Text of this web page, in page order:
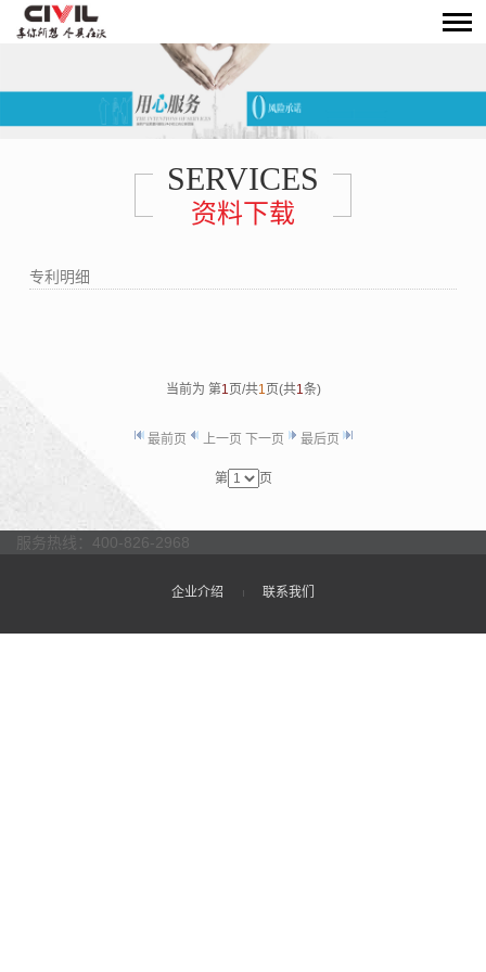
SERVICES
资料下载
专利明细
当前为 第1 页/共1 页(共1条)
最前页 上一页 下一页 最后页
第 页
服务热线：400-826-2968
企业介绍 联系我们